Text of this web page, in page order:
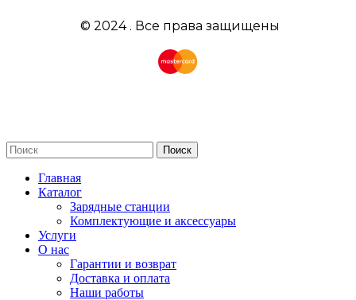
© 2024 . Все права защищены
Поиск
Главная
Каталог
Зарядные станции
Комплектующие и аксессуары
Услуги
О нас
Гарантии и возврат
Доставка и оплата
Наши работы